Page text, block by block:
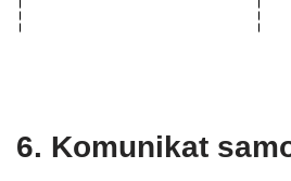
6. Komunikat